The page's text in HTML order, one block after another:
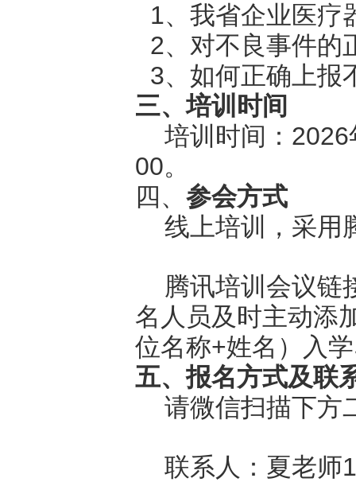
1、我省企业医疗
2、对不良事件的
3、如何正确上报
三、培训时间
培训时间： 2026
00。
四、 参会方式
线上培训，采用
腾讯培训会议链
名人员及时主动添
位名称+姓名）入
五、报名方式及联
请微信扫描下方
联系人：夏老师